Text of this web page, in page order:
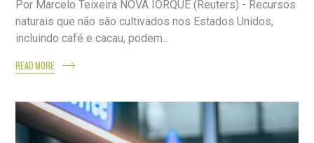
Por Marcelo Teixeira NOVA IORQUE (Reuters) - Recursos
naturais que não são cultivados nos Estados Unidos,
incluindo café e cacau, podem...
READ MORE